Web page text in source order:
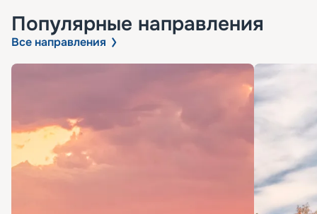
Популярные направления
Все направления